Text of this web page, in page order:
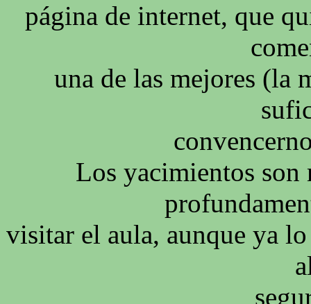
página de internet, que
una de las mejores (la
Los yacimientos son
visitar el aula, aunque ya